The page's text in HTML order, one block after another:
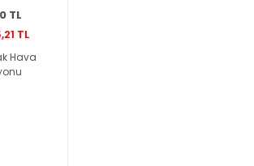
TL
TL